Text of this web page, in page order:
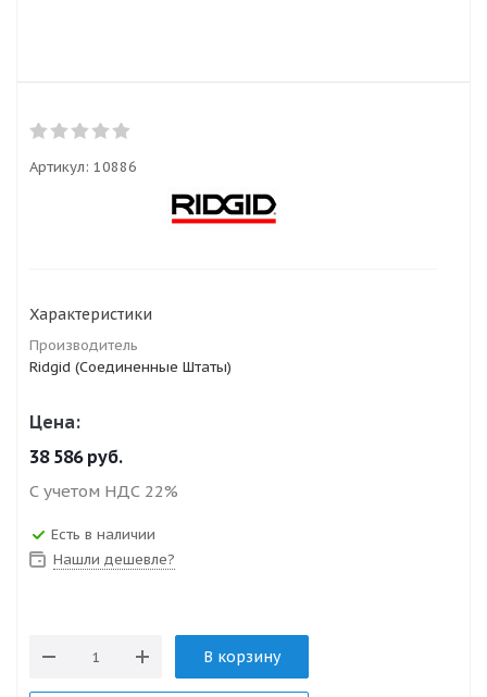
Артикул: 10886
Характеристики
Производитель
Ridgid (Соединенные Штаты)
Цена:
38 586руб.
С учетом НДС 22%
Есть в наличии
Нашли дешевле?
В корзину